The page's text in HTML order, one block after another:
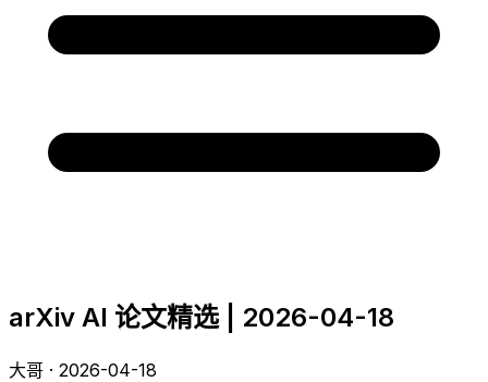
arXiv AI 论文精选 | 2026-04-18
大哥 · 2026-04-18